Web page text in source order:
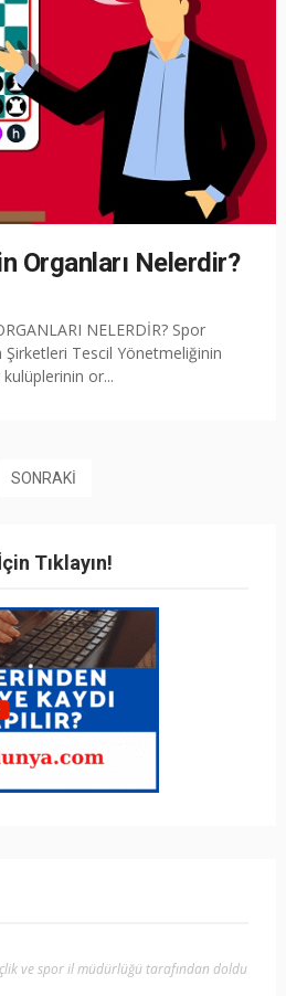
Organları Nelerdir?
NELERDİR? Spor
Tescil Yönetmeliğinin
or...
SONRAKİ
Tıklayın!
ve spor i̇l müdürlüğü tarafından doldu